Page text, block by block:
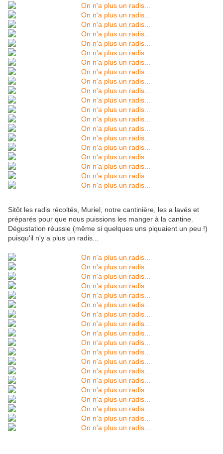
Sitôt les radis récoltés, Muriel, notre cantinière, les a lavés et
préparés pour que nous puissions les manger à la cantine.
Dégustation réussie (même si quelques uns piquaient un peu !)
puisqu'il n'y a plus un radis...